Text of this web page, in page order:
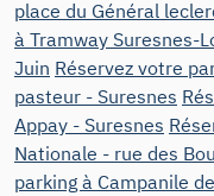
place du Général
à Tramway Suresnes-
Juin Réservez votre
pasteur - Suresnes
Appay - Suresnes
Nationale - rue des
parking à Campanile